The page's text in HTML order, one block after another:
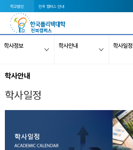
학교법인 전국 캠퍼스 안내
학사정보 학사안내 학사일정
학사안내
학사일정